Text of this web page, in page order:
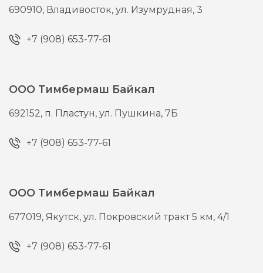
690910, Владивосток,ул. Изумрудная, 3
+7 (908) 653-77-61
ООО Тимбермаш Байкал
692152, п. Пластун,ул. Пушкина, 7Б
+7 (908) 653-77-61
ООО Тимбермаш Байкал
677019, Якутск,ул. Покровский тракт 5 км, 4/1
+7 (908) 653-77-61